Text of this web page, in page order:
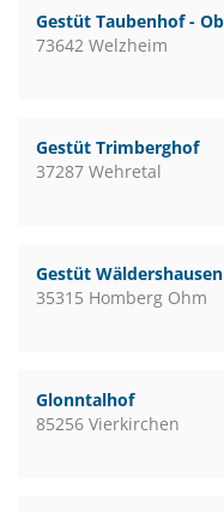
Gestüt Taubenhof -
73642 Welzheim
Gestüt Trimberghof
37287 Wehretal
Gestüt Wäldershausen
35315 Homberg Ohm
Glonntalhof
85256 Vierkirchen